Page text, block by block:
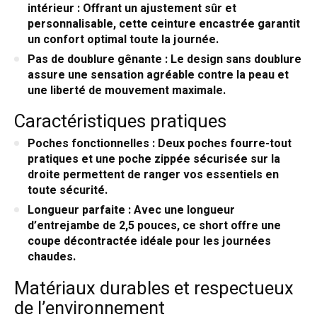
intérieur : Offrant un ajustement sûr et
personnalisable, cette ceinture encastrée garantit
un confort optimal toute la journée.
Pas de doublure gênante : Le design sans doublure
assure une sensation agréable contre la peau et
une liberté de mouvement maximale.
Caractéristiques pratiques
Poches fonctionnelles : Deux poches fourre-tout
pratiques et une poche zippée sécurisée sur la
droite permettent de ranger vos essentiels en
toute sécurité.
Longueur parfaite : Avec une longueur
d’entrejambe de 2,5 pouces, ce short offre une
coupe décontractée idéale pour les journées
chaudes.
Matériaux durables et respectueux
de l’environnement